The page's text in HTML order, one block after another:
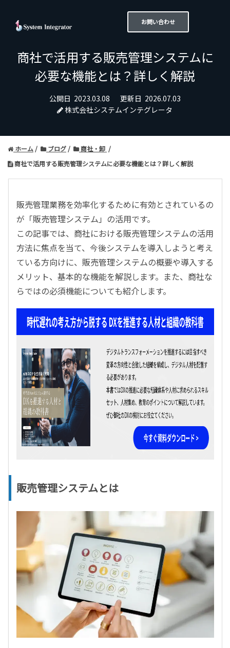
お問い合わせ
商社で活用する販売管理システムに
必要な機能とは？詳しく解説
公開日 2023.03.08 更新日 2026.07.03
株式会社システムインテグレータ
ホーム ブログ
商社・卸
商社で活用する販売管理システムに必要な機能とは？詳しく解説
販売管理業務を効率化するために有効とされているの
が「販売管理システム」の活用です。
この記事では、商社における販売管理システムの活用
方法に焦点を当て、今後システムを導入しようと考え
ている方向けに、販売管理システムの概要や導入する
メリット、基本的な機能を解説します。また、商社な
らではの必須機能についても紹介します。
販売管理システムとは